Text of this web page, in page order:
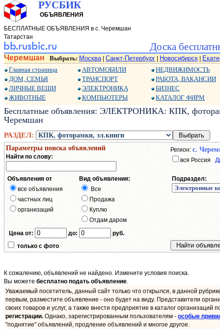
РУСБИК
ОБЪЯВЛЕНИЯ
БЕСПЛАТНЫЕ ОБЪЯВЛЕНИЯ в с. Черемшан
Татарстан
Доска
Черемшан Выбрать: Москва| Санкт-Петербург Новосибирск
Главная страница
ДОМ, СЕМЬЯ
ЛИЧНЫЕ ВЕЩИ
ЖИВОТНЫЕ
АВТОМОБИЛИ
ТРАНСПОРТ
ЭЛЕКТРОНИКА
КОМПЬЮТЕРЫ
НЕДВИЖИМОСТЬ
РАБОТА, ВАКАНСИИ
БИЗНЕС
КАТАЛОГ ФИРМ
Бесплатные объявления: ЭЛЕКТРОНИКА: КПК,
Черемшан
РАЗДЕЛ:
Параметры поиска объявлений
Найти по слову:
Регион: с.
вся Россия
Объявления от
все объявления
частных лиц
организаций
Вид объявления:
Все
Продажа
Куплю
Отдам даром
Подраздел:
Цена от: до:
руб.
только с фото
К сожалению, объявлений не найдено. Измените условия поиска.
Вы можете бесплатно подать объявление.
Уважаемый посетитель, данный сайт только что открылся, в данной
первым, разместите объявление - оно будет на виду. Представители
своих товаров и услуг, а также внести предприятие в каталог организаций
регистрации. Однако, зарегистрированным пользователям - особые
"поднятие" объявлений, продление объявлений и многое другое.